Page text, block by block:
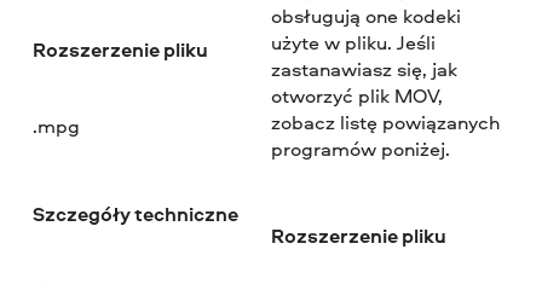
Rozszerzenie pliku
.mpg
Szczegóły techniczne
obsługują one kodeki
użyte w pliku. Jeśli
zastanawiasz się, jak
otworzyć plik MOV,
zobacz listę powiązanych
programów poniżej.
Rozszerzenie pliku